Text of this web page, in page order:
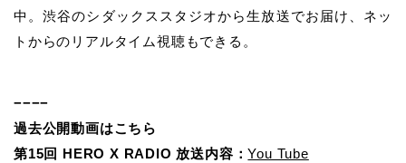
中。渋谷のシダックススタジオから生放送でお届け、ネッ
トからのリアルタイム視聴もできる。
−−−−
過去公開動画はこちら
第15回 HERO X RADIO 放送内容：You Tube